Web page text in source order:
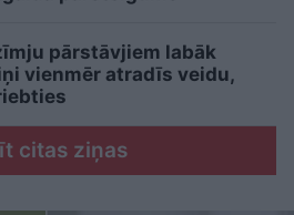
pārstāvjiem labāk
vienmēr atradīs veidu,
citas ziņas